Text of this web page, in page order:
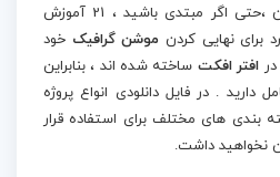
استفاده کنید. که در کنار آن ،حتی اگر مبتدی باشید ، 21 آموزش
برای نهایی کردن موشن گرافیک خود
افتر افکت ساخته شده اند ، بنابراین
. در فایل دانلودی انواع پروژه
بندی های مختلف برای استفاده قرار
نخواهید داشت.